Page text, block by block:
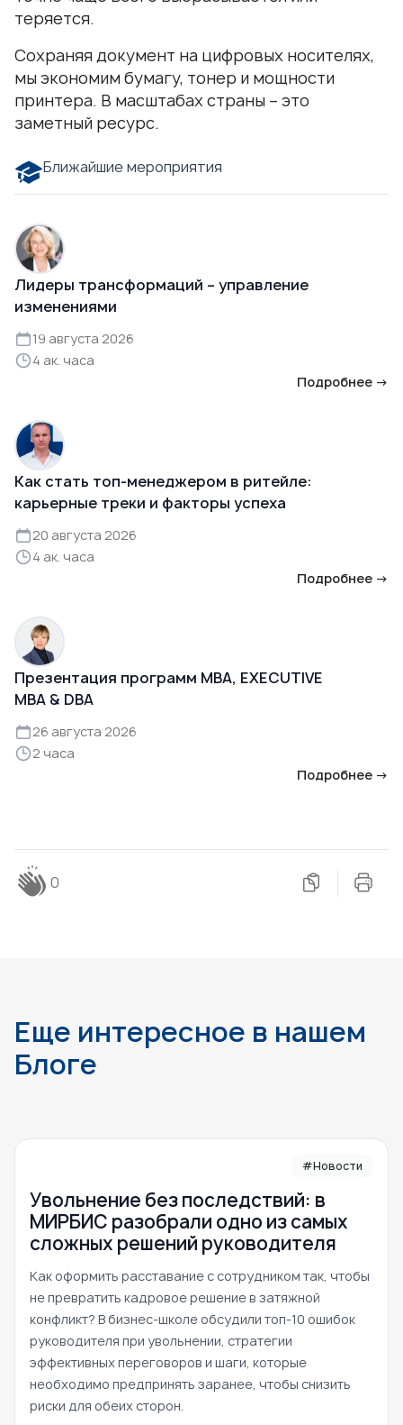
теряется.
Сохраняя документ на цифровых носителях,
мы экономим бумагу, тонер и мощности
принтера. В масштабах страны – это
заметный ресурс.
Ближайшие мероприятия
Лидеры трансформаций – управление
изменениями
19 августа 2026
4 ак. часа
Подробнее →
Как стать топ-менеджером в ритейле:
карьерные треки и факторы успеха
20 августа 2026
4 ак. часа
Подробнее →
Презентация программ MBA, EXECUTIVE
MBA & DBA
26 августа 2026
2 часа
Подробнее →
0
Еще интересное в нашем
Блоге
#Новости
Увольнение без последствий: в
МИРБИС разобрали одно из самых
сложных решений руководителя
Как оформить расставание с сотрудником так, чтобы
не превратить кадровое решение в затяжной
конфликт? В бизнес-школе обсудили топ-10 ошибок
руководителя при увольнении, стратегии
эффективных переговоров и шаги, которые
необходимо предпринять заранее, чтобы снизить
риски для обеих сторон.